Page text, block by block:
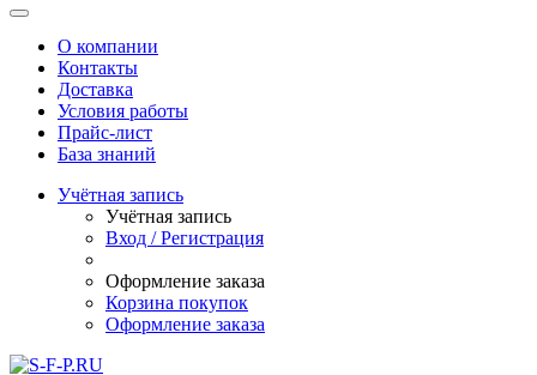
О компании
Контакты
Доставка
Условия работы
Прайс-лист
База знаний
Учётная запись
Учётная запись
Вход / Регистрация
Оформление заказа
Корзина покупок
Оформление заказа